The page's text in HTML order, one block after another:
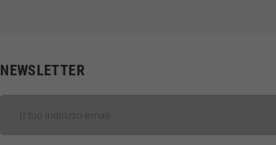
NEWSLETTER